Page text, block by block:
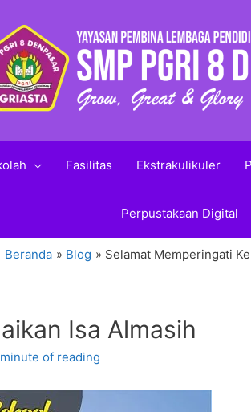
Fasilitas Ekstrakulikuler
Perpustakaan Digital
Beranda Blog Selamat Memperingati
Isa Almasih
of reading